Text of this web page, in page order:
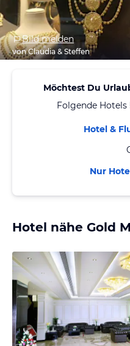
Bild melden
von Claudia & Steffen
Möchtest Du
Folgende
Hotel &
Nur
Hotel nähe Gold